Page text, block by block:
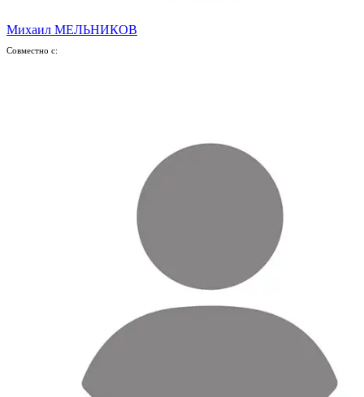
Михаил МЕЛЬНИКОВ
Совместно с: